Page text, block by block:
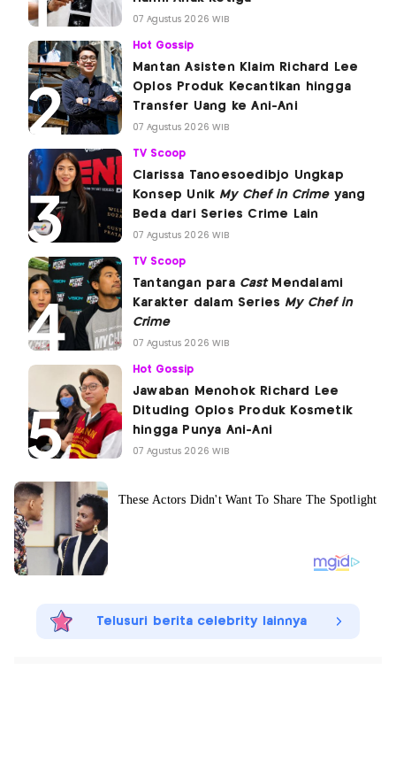
07 Agustus 2026 WIB
Hot Gossip
Mantan Asisten Klaim Richard Lee
Oplos Produk Kecantikan hingga
Transfer Uang ke Ani-Ani
07 Agustus 2026 WIB
TV Scoop
Clarissa Tanoesoedibjo Ungkap
Konsep Unik My Chef in Crimeyang
Beda dari Series Crime Lain
07 Agustus 2026 WIB
TV Scoop
Tantangan para CastMendalami
Karakter dalam Series My Chef in
Crime
07 Agustus 2026 WIB
Hot Gossip
Jawaban Menohok Richard Lee
Dituding Oplos Produk Kosmetik
hingga Punya Ani-Ani
07 Agustus 2026 WIB
Telusuri berita celebrity lainnya